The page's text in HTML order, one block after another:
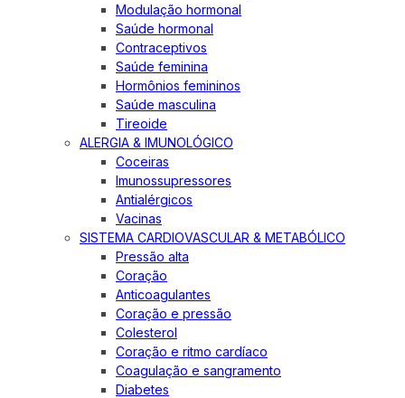
Modulação hormonal
Saúde hormonal
Contraceptivos
Saúde feminina
Hormônios femininos
Saúde masculina
Tireoide
ALERGIA & IMUNOLÓGICO
Coceiras
Imunossupressores
Antialérgicos
Vacinas
SISTEMA CARDIOVASCULAR & METABÓLICO
Pressão alta
Coração
Anticoagulantes
Coração e pressão
Colesterol
Coração e ritmo cardíaco
Coagulação e sangramento
Diabetes